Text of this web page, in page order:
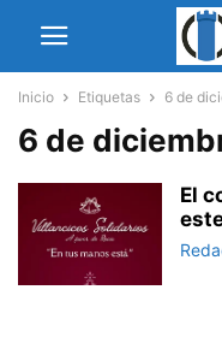
Inicio Etiquetas 6 de
6 de
El